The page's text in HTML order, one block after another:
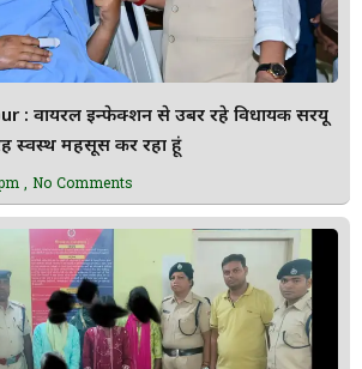
: वायरल इन्फेक्शन से उबर रहे विधायक सरयू
स्वस्थ महसूस कर रहा हूं
No Comments